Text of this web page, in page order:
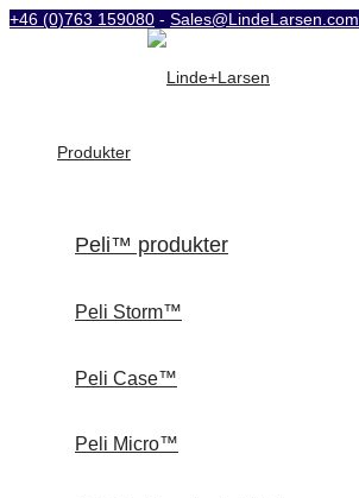
+46 (0)763 159080 - Sales@LindeLarsen.com
Produkter
Peli™ produkter
Peli Storm™
Peli Case™
Peli Micro™